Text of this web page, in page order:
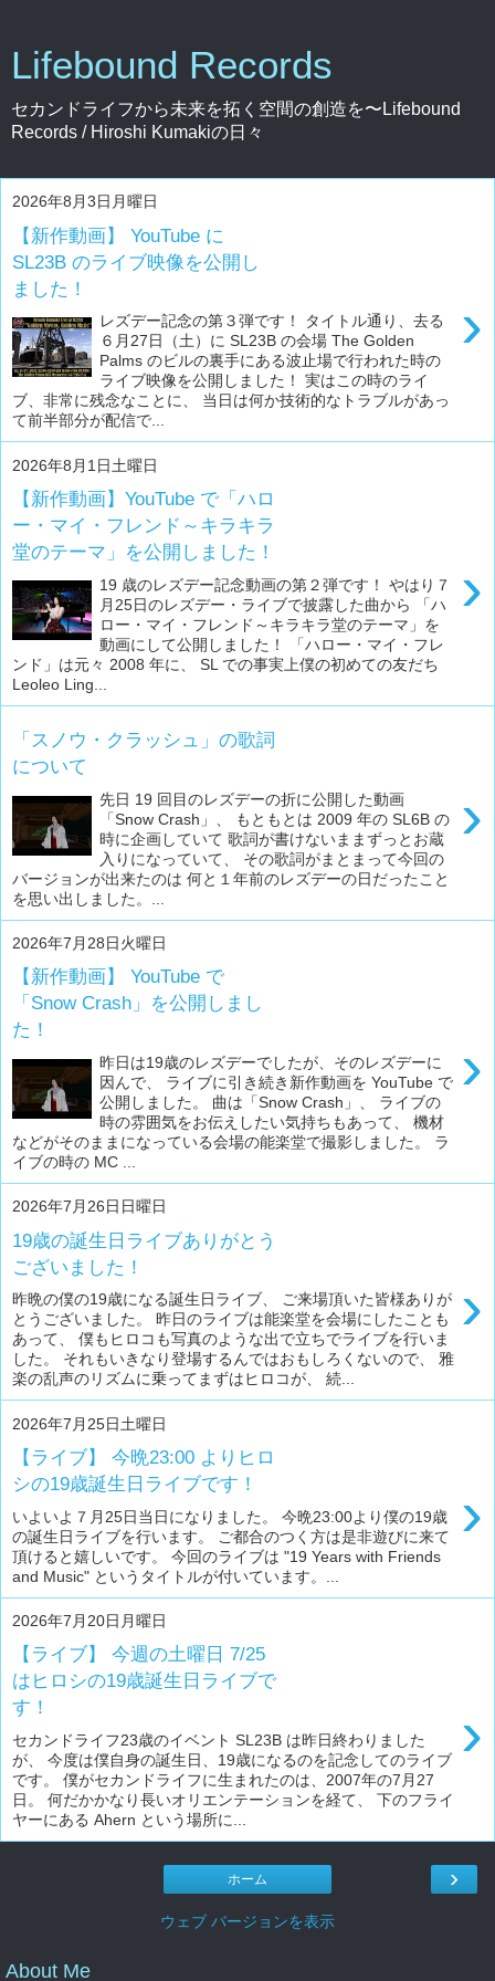
Lifebound Records
セカンドライフから未来を拓く空間の創造を〜Lifebound
Records / Hiroshi Kumakiの日々
2026年8月3日月曜日
【新作動画】 YouTube に
SL23B のライブ映像を公開し
ました！
›
レズデー記念の第３弾です！ タイトル通り、去る
６月27日（土）に SL23B の会場 The Golden
Palms のビルの裏手にある波止場で行われた時の
ライブ映像を公開しました！ 実はこの時のライ
ブ、非常に残念なことに、 当日は何か技術的なトラブルがあっ
て前半部分が配信で...
2026年8月1日土曜日
【新作動画】YouTube で「ハロ
ー・マイ・フレンド～キラキラ
堂のテーマ」を公開しました！
›
19 歳のレズデー記念動画の第２弾です！ やはり７
月25日のレズデー・ライブで披露した曲から 「ハ
ロー・マイ・フレンド～キラキラ堂のテーマ」を
動画にして公開しました！ 「ハロー・マイ・フレ
ンド」は元々 2008 年に、 SL での事実上僕の初めての友だち
Leoleo Ling...
「スノウ・クラッシュ」の歌詞
について
›
先日 19 回目のレズデーの折に公開した動画
「Snow Crash」、 もともとは 2009 年の SL6B の
時に企画していて 歌詞が書けないままずっとお蔵
入りになっていて、 その歌詞がまとまって今回の
バージョンが出来たのは 何と１年前のレズデーの日だったこと
を思い出しました。...
2026年7月28日火曜日
【新作動画】 YouTube で
「Snow Crash」を公開しまし
た！
›
昨日は19歳のレズデーでしたが、そのレズデーに
因んで、 ライブに引き続き新作動画を YouTube で
公開しました。 曲は「Snow Crash」、 ライブの
時の雰囲気をお伝えしたい気持ちもあって、 機材
などがそのままになっている会場の能楽堂で撮影しました。 ラ
イブの時の MC ...
2026年7月26日日曜日
19歳の誕生日ライブありがとう
ございました！
›
昨晩の僕の19歳になる誕生日ライブ、 ご来場頂いた皆様ありが
とうございました。 昨日のライブは能楽堂を会場にしたことも
あって、 僕もヒロコも写真のような出で立ちでライブを行いま
した。 それもいきなり登場するんではおもしろくないので、 雅
楽の乱声のリズムに乗ってまずはヒロコが、 続...
2026年7月25日土曜日
【ライブ】 今晩23:00 よりヒロ
シの19歳誕生日ライブです！
›
いよいよ７月25日当日になりました。 今晩23:00より僕の19歳
の誕生日ライブを行います。 ご都合のつく方は是非遊びに来て
頂けると嬉しいです。 今回のライブは "19 Years with Friends
and Music" というタイトルが付いています。...
2026年7月20日月曜日
【ライブ】 今週の土曜日 7/25
はヒロシの19歳誕生日ライブで
す！
›
セカンドライフ23歳のイベント SL23B は昨日終わりました
が、 今度は僕自身の誕生日、19歳になるのを記念してのライブ
です。 僕がセカンドライフに生まれたのは、2007年の7月27
日。 何だかかなり長いオリエンテーションを経て、 下のフライ
ヤーにある Ahern という場所に...
›
ホーム
ウェブ バージョンを表示
About Me